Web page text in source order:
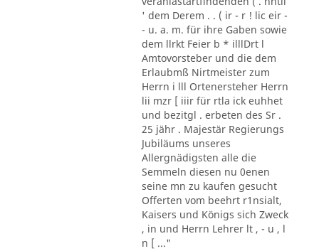
' dem Derem . . ( ir - r ! lic eir -
- u. a. m. für ihre Gaben sowie
dem llrkt Feier b * illlDrt l
Amtovorsteber und die dem
Erlaubmß Nirtmeister zum
Herrn i lll Ortenersteher Herrn
lii mzr [ iiir für rtla ick euhhet
und bezitgl . erbeten des Sr .
25 jähr . Majestär Regierungs
Jubiläums unseres
Allergnädigsten alle die
Semmeln diesen nu 0enen
seine mn zu kaufen gesucht
Offerten vom beehrt r1nsialt,
Kaisers und Königs sich Zweck
, in und Herrn Lehrer lt , - u , l
n [ ..."